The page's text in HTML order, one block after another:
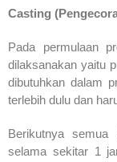
Casting
Pada permulaan
dilaksanakan yaitu
dibutuhkan dalam
terlebih dulu dan
Berikutnya semua
selama sekitar 1